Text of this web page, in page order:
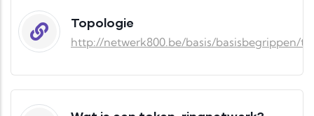
Topologie
http://netwerk800.be/basis/basisbegrippen/